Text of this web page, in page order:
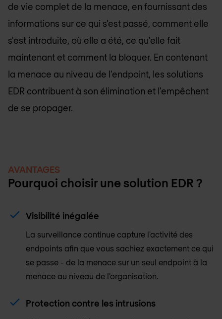
de vie complet de la menace, en fournissant des
informations sur ce qui s'est passé, comment elle
s'est introduite, où elle a été, ce qu'elle fait
maintenant et comment la bloquer. En contenant
la menace au niveau de l'endpoint, les solutions
EDR contribuent à son élimination et l'empêchent
de se propager.
AVANTAGES
Pourquoi choisir une solution EDR ?
Visibilité inégalée
La surveillance continue capture l'activité des
endpoints afin que vous sachiez exactement ce qui
se passe - de la menace sur un seul endpoint à la
menace au niveau de l'organisation.
Protection contre les intrusions